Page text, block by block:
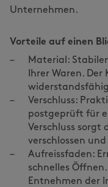
Unternehmen.
Vorteile auf einen
Material:
Ihrer Waren.
Verschluss:
postgeprüft für
Verschluss sorgt
verschlossen
Aufreissfaden:
schnelles
Entnehmen der